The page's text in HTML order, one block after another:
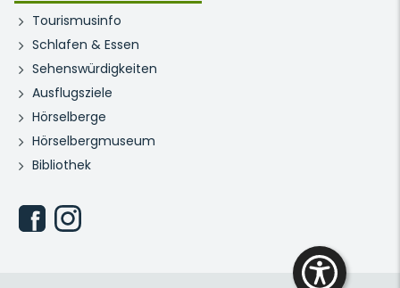
Tourismusinfo
Schlafen & Essen
Sehenswürdigkeiten
Ausflugsziele
Hörselberge
Hörselbergmuseum
Bibliothek